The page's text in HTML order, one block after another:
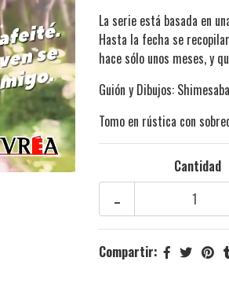
La serie está basada en
Hasta la fecha se
hace sólo unos meses, y
Guión y Dibujos:
Tomo en rústica con
Cantidad
-
Compartir: